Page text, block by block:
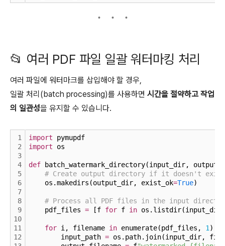
📂 여러 PDF 파일 일괄 워터마킹 처리
여러 파일에 워터마크를 삽입해야 할 경우,
일괄 처리(batch processing)를 사용하면 시간을 절약하고 작업
의 일관성을 유지할 수 있습니다.
1
2
3
4
5
6
7
8
9
10
11
12
import pymupdf
import os
def batch_watermark_directory(input_dir,
# Create output directory if it doesn't exist
os.makedirs(output_dir, exist_ok=True)
# Process all PDF files in the input
pdf_files = [f for f in
for i, filename in enumerate(pdf_files, 1 ):
input_path = os.path.join(input_dir,